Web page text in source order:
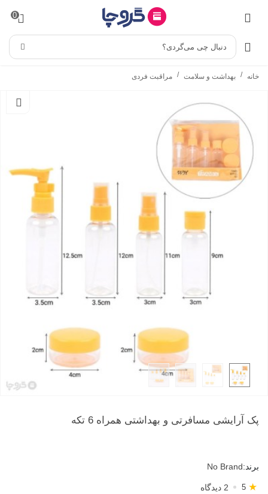
0
دنبال چی می‌گردی؟
خانه / بهداشت و سلامت / مراقبت فردی
پک آرایشی مسافرتی و بهداشتی همراه 6 تکه
برند:No Brand
5 ★ 2 دیدگاه